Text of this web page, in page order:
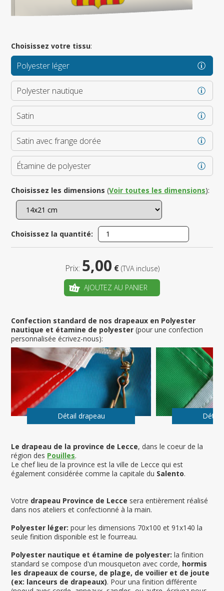
Le drapeau de la province de Lecce, dans le coeur de la
région des Pouilles.
Le chef lieu de la province est la ville de Lecce qui est
également considérée comme la capitale du Salento.
Votre drapeau Province de Lecce sera entièrement réalisé
dans nos ateliers et confectionné à la main.
Polyester léger: pour les dimensions 70x100 et 91x140 la
seule finition disponible est le fourreau.
Polyester nautique et étamine de polyester: la finition
standard se compose d'un mousqueton avec corde, hormis
les drapeaux de course, de plage, de voilier et de joute
(ex: lanceurs de drapeaux). Pour una finition différente
Choisissez votre tissu:
Polyester léger
Polyester nautique
Satin
Satin avec frange dorée
Étamine de polyester
Choisissez les dimensions (Voir toutes les dimensions):
Choisissez la quantité:
Prix: 5,00 € (TVA incluse)
AJOUTEZ AU PANIER
Confection standard de nos drapeaux en Polyester
nautique et étamine de polyester(pour une confection
personnalisée écrivez-nous):
Détail drapeau Détail